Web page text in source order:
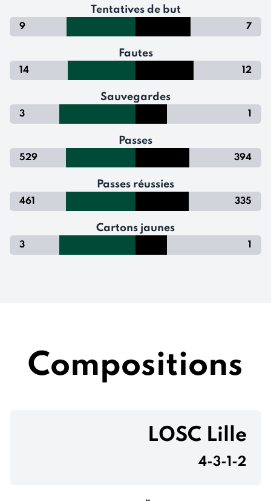
Tentatives de but
9 7
Fautes
14 12
Sauvegardes
3 1
Passes
529 394
Passes réussies
461 335
Cartons jaunes
3 1
Compositions
LOSC Lille
4-3-1-2